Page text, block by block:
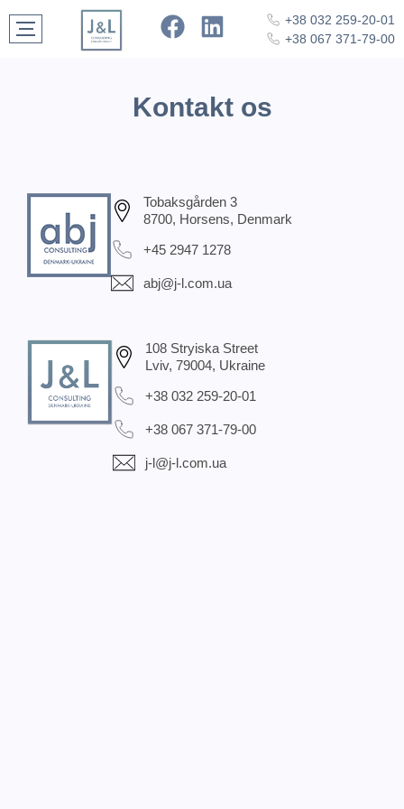
+38 032 259-20-01
+38 067 371-79-00
Kontakt os
Tobaksgården 3
8700, Horsens, Denmark
+45 2947 1278
abj@j-l.com.ua
108 Stryiska Street
Lviv, 79004, Ukraine
+38 032 259-20-01
+38 067 371-79-00
j-l@j-l.com.ua